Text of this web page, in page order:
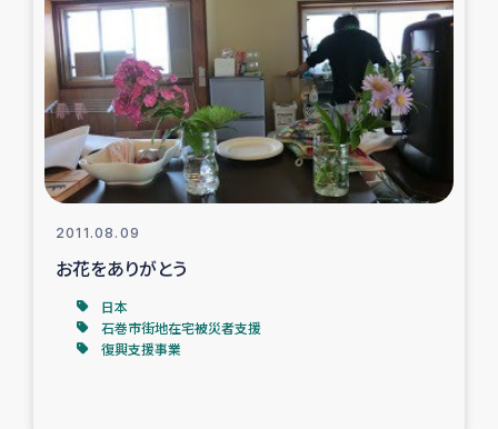
スリランカの南北女性をつなぐサリー・リサイクル・プロ
ジェクト
復興支援事業
民際教育事業
2011.08.09
お花をありがとう
日本
石巻市街地在宅被災者支援
復興支援事業